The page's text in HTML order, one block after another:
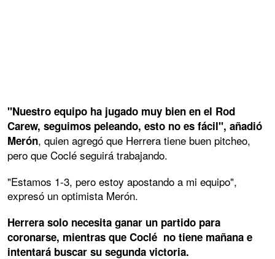
"Nuestro equipo ha jugado muy bien en el Rod
Carew, seguimos peleando, esto no es fácil", añadió
Merón, quien agregó que Herrera tiene buen pitcheo,
pero que Coclé seguirá trabajando.
"Estamos 1-3, pero estoy apostando a mi equipo",
expresó un optimista Merón.
Herrera solo necesita ganar un partido para
coronarse, mientras que Coclé no tiene mañana e
intentará buscar su segunda victoria.